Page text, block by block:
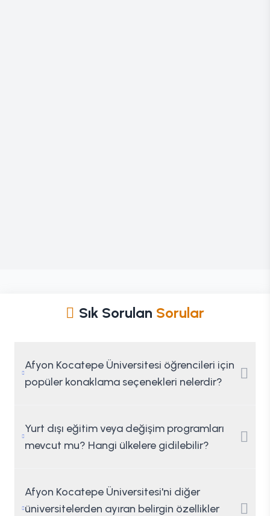
Sık Sorulan Sorular
Afyon Kocatepe Üniversitesi öğrencileri için
popüler konaklama seçenekleri nelerdir?
Yurt dışı eğitim veya değişim programları
mevcut mu? Hangi ülkelere gidilebilir?
Afyon Kocatepe Üniversitesi'ni diğer
üniversitelerden ayıran belirgin özellikler